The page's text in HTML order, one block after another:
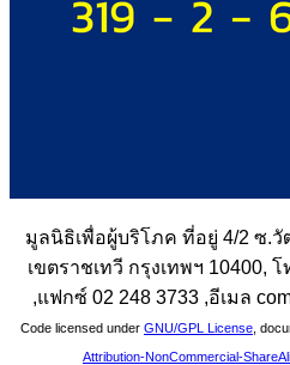
มูลนิธิเพื่อผู้บริโภค ที่อยู่ 4/2 ซ.
เขตราชเทวี กรุงเทพฯ 10400,
,แฟกซ์ 02 248 3733 ,อีเมล
Code licensed under GNU/GPL License ,
Attribution-NonCommercial-